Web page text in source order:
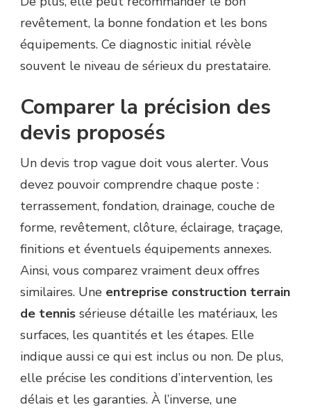
revêtement, la bonne fondation et les bons
équipements. Ce diagnostic initial révèle
souvent le niveau de sérieux du prestataire.
Comparer la précision des
devis proposés
Un devis trop vague doit vous alerter. Vous
devez pouvoir comprendre chaque poste :
terrassement, fondation, drainage, couche de
forme, revêtement, clôture, éclairage, traçage,
finitions et éventuels équipements annexes.
Ainsi, vous comparez vraiment deux offres
similaires. Une entreprise construction terrain
de tennis sérieuse détaille les matériaux, les
surfaces, les quantités et les étapes. Elle
indique aussi ce qui est inclus ou non. De plus,
elle précise les conditions d’intervention, les
délais et les garanties. À l’inverse, une